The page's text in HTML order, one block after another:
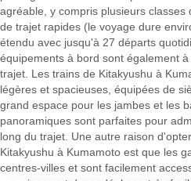
agréable, y compris plusieurs
de trajet rapides (le voyage dure
étendu avec jusqu'à 27 départs
équipements à bord sont également
trajet. Les trains de Kitakyushu à
légères et spacieuses, équipées de
grand espace pour les jambes et les
panoramiques sont parfaites pour
long du trajet. Une autre raison
Kitakyushu à Kumamoto est que les
centres-villes et sont facilement